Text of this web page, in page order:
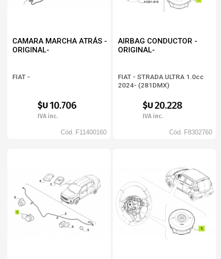
CAMARA MARCHA ATRÁS -
ORIGINAL-
FIAT -
$U 10.706
IVA inc.
Cód. F11400160
AIRBAG CONDUCTOR -
ORIGINAL-
FIAT - STRADA ULTRA 1.0cc
2024- (281DMX)
$U20.228
IVA inc.
Cód. F8302760